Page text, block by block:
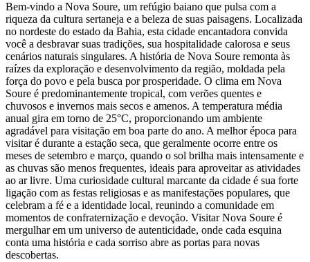
Bem-vindo a Nova Soure, um refúgio baiano que pulsa com a
riqueza da cultura sertaneja e a beleza de suas paisagens. Localizada
no nordeste do estado da Bahia, esta cidade encantadora convida
você a desbravar suas tradições, sua hospitalidade calorosa e seus
cenários naturais singulares. A história de Nova Soure remonta às
raízes da exploração e desenvolvimento da região, moldada pela
força do povo e pela busca por prosperidade. O clima em Nova
Soure é predominantemente tropical, com verões quentes e
chuvosos e invernos mais secos e amenos. A temperatura média
anual gira em torno de 25°C, proporcionando um ambiente
agradável para visitação em boa parte do ano. A melhor época para
visitar é durante a estação seca, que geralmente ocorre entre os
meses de setembro e março, quando o sol brilha mais intensamente e
as chuvas são menos frequentes, ideais para aproveitar as atividades
ao ar livre. Uma curiosidade cultural marcante da cidade é sua forte
ligação com as festas religiosas e as manifestações populares, que
celebram a fé e a identidade local, reunindo a comunidade em
momentos de confraternização e devoção. Visitar Nova Soure é
mergulhar em um universo de autenticidade, onde cada esquina
conta uma história e cada sorriso abre as portas para novas
descobertas.